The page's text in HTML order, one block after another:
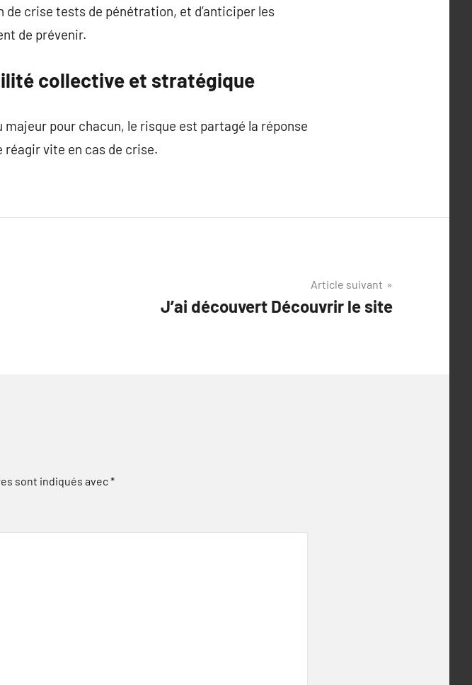
crise tests de pénétration, et d’anticiper les
de prévenir.
collective et stratégique
pour chacun, le risque est partagé la réponse
réagir vite en cas de crise.
Article suivant
J’ai découvert Découvrir le site
sont indiqués avec*